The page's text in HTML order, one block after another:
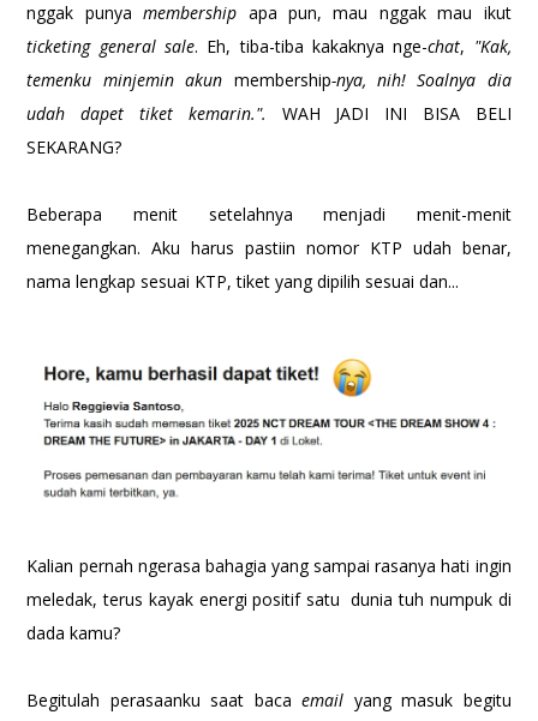
nggak punyamembership apa pun, mau nggak mau ikut
ticketing general sale. Eh, tiba-tiba kakaknya nge-chat, "Kak,
temenku minjemin akun membership-nya, nih! Soalnya dia
udah dapet tiket kemarin.". WAH JADI INI BISA BELI
SEKARANG?
Beberapa menit setelahnya menjadi menit-menit
menegangkan. Aku harus pastiin nomor KTP udah benar,
nama lengkap sesuai KTP, tiket yang dipilih sesuai dan...
Kalian pernah ngerasa bahagia yang sampai rasanya hati ingin
meledak, terus kayak energi positif satu dunia tuh numpuk di
dada kamu?
Begitulah perasaanku saat bacaemail yang masuk begitu